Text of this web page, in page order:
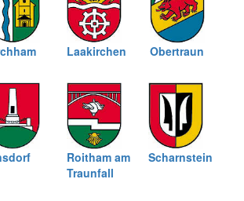
Laakirchen Obertraun
Roitham am
Traunfall
Scharnstein